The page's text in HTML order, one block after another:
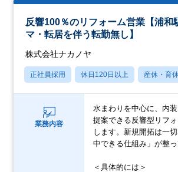
反響100％のリフォーム営業【浦和
マ・転居を伴う転勤無し】
株式会社ナカノヤ
正社員採用 休日120日以上 産休・育
業務内容
水まわりを中心に、内
提案できる反響型リフ
します。新規開拓は一
中できる仕組み」が整っ
＜具体的には＞